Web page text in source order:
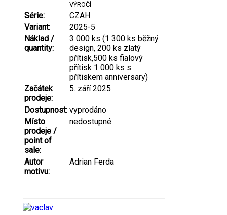
VÝROČÍ
Série:
CZAH
Variant:
2025-5
Náklad /
quantity:
3 000 ks (1 300 ks běžný
design, 200 ks zlatý
přítisk,500 ks fialový
přítisk 1 000 ks s
přítiskem anniversary)
Začátek
prodeje:
5. září 2025
Dostupnost: vyprodáno
Místo
prodeje /
point of
sale:
nedostupné
Autor
motivu:
Adrian Ferda